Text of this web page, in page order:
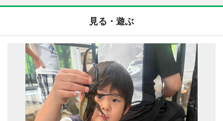
見る・遊ぶ